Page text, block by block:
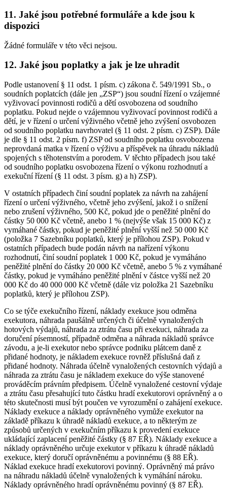
11. Jaké jsou potřebné formuláře a kde jsou k
dispozici
Žádné formuláře v této věci nejsou.
12. Jaké jsou poplatky a jak je lze uhradit
Podle ustanovení § 11 odst. 1 písm. c) zákona č. 549/1991 Sb., o
soudních poplatcích (dále jen „ZSP“) jsou soudní řízení o vzájemné
vyživovací povinnosti rodičů a dětí osvobozena od soudního
poplatku. Pokud nejde o vzájemnou vyživovací povinnost rodičů a
dětí, je v řízení o určení výživného včetně jeho zvýšení osvobozen
od soudního poplatku navrhovatel (§ 11 odst. 2 písm. c) ZSP). Dále
je dle § 11 odst. 2 písm. f) ZSP od soudního poplatku osvobozena
neprovdaná matka v řízení o výživu a příspěvek na úhradu nákladů
spojených s těhotenstvím a porodem. V těchto případech jsou také
od soudního poplatku osvobozena řízení o výkonu rozhodnutí a
exekuční řízení (§ 11 odst. 3 písm. g) a h) ZSP).
V ostatních případech činí soudní poplatek za návrh na zahájení
řízení o určení výživného, včetně jeho zvýšení, jakož i o snížení
nebo zrušení výživného, 500 Kč, pokud jde o peněžité plnění do
částky 50 000 Kč včetně, anebo 1 % (nejvýše však 15 000 Kč) z
vymáhané částky, pokud je peněžité plnění vyšší než 50 000 Kč
(položka 7 Sazebníku poplatků, který je přílohou ZSP). Pokud v
ostatních případech bude podán návrh na nařízení výkonu
rozhodnutí, činí soudní poplatek 1 000 Kč, pokud je vymáháno
peněžité plnění do částky 20 000 Kč včetně, anebo 5 % z vymáhané
částky, pokud je vymáháno peněžité plnění v částce vyšší než 20
000 Kč do 40 000 000 Kč včetně (dále viz položka 21 Sazebníku
poplatků, který je přílohou ZSP).
Co se týče exekučního řízení, náklady exekuce jsou odměna
exekutora, náhrada paušálně určených či účelně vynaložených
hotových výdajů, náhrada za ztrátu času při exekuci, náhrada za
doručení písemností, případně odměna a náhrada nákladů správce
závodu, a je-li exekutor nebo správce podniku plátcem daně z
přidané hodnoty, je nákladem exekuce rovněž příslušná daň z
přidané hodnoty. Náhrada účelně vynaložených cestovních výdajů a
náhrada za ztrátu času je nákladem exekuce do výše stanovené
prováděcím právním předpisem. Účelně vynaložené cestovní výdaje
a ztrátu času přesahující tuto částku hradí exekutorovi oprávněný a o
této skutečnosti musí být poučen ve vyrozumění o zahájení exekuce.
Náklady exekuce a náklady oprávněného vymůže exekutor na
základě příkazu k úhradě nákladů exekuce, a to některým ze
způsobů určených v exekučním příkazu k provedení exekuce
ukládající zaplacení peněžité částky (§ 87 EŘ). Náklady exekuce a
náklady oprávněného určuje exekutor v příkazu k úhradě nákladů
exekuce, který doručí oprávněnému a povinnému (§ 88 EŘ).
Náklad exekuce hradí exekutorovi povinný. Oprávněný má právo
na náhradu nákladů účelně vynaložených k vymáhání nároku.
Náklady oprávněného hradí oprávněnému povinný (§ 87 EŘ).